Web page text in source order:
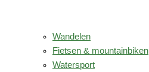
Wandelen
Fietsen & mountainbiken
Watersport